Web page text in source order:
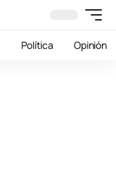
Política Opinión